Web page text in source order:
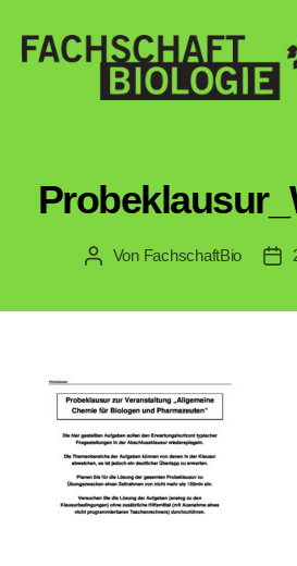
Beitragsautor
Von FachschaftBio